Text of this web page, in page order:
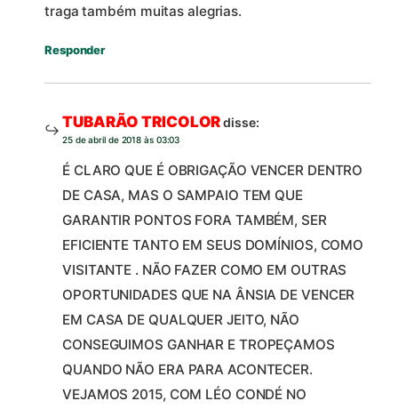
traga também muitas alegrias.
Responder
TUBARÃO TRICOLORdisse:
25 de abril de 2018 às 03:03
É CLARO QUE É OBRIGAÇÃO VENCER DENTRO
DE CASA, MAS O SAMPAIO TEM QUE
GARANTIR PONTOS FORA TAMBÉM, SER
EFICIENTE TANTO EM SEUS DOMÍNIOS, COMO
VISITANTE . NÃO FAZER COMO EM OUTRAS
OPORTUNIDADES QUE NA ÂNSIA DE VENCER
EM CASA DE QUALQUER JEITO, NÃO
CONSEGUIMOS GANHAR E TROPEÇAMOS
QUANDO NÃO ERA PARA ACONTECER.
VEJAMOS 2015, COM LÉO CONDÉ NO